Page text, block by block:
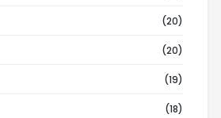
(20)
(20)
(19)
(18)